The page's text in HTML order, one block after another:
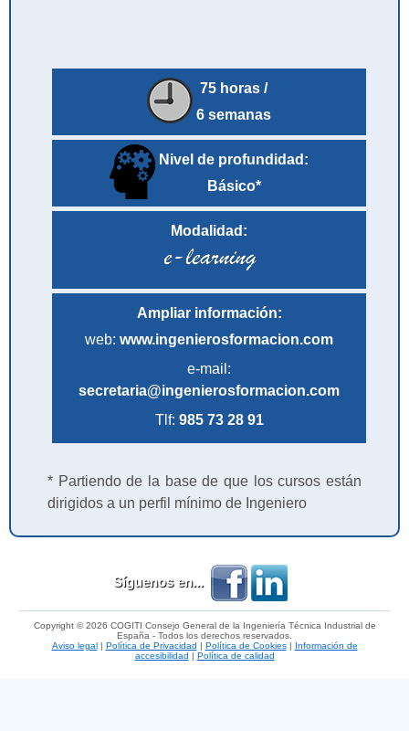
75 horas /
6 semanas
Nivel de profundidad:
Básico*
Modalidad:
Ampliar información:
web: www.ingenierosformacion.com
e-mail:
secretaria@ingenierosformacion.com
Tlf: 985 73 28 91
* Partiendo de la base de que los cursos están
dirigidos a un perfil mínimo de Ingeniero
Síguenos en...
Copyright © 2026 COGITI Consejo General de la Ingeniería Técnica Industrial de
España - Todos los derechos reservados.
Aviso legal
Política de Privacidad Política de Cookies|
Información de
accesibilidad
Política de calidad